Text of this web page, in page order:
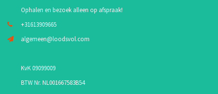
Ophalen en bezoek alleen op afspraak!
+31613909665
algemeen@loodsvol.com
KvK 09099009
BTW Nr. NL001667583B54